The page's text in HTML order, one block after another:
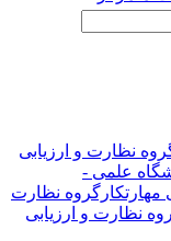
نظارت و ارزیابی
علمی -
کارگروه نظارت
نظارت و ارزیابی